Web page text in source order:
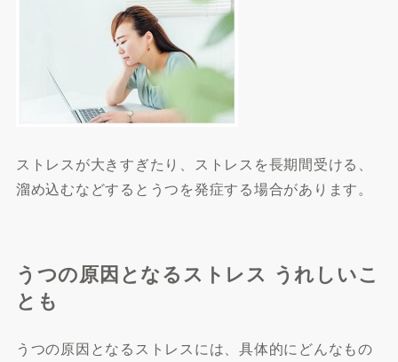
ストレスが大きすぎたり、ストレスを長期間受ける、
溜め込むなどするとうつを発症する場合があります。
うつの原因となるストレス うれしいこ
とも
うつの原因となるストレスには、具体的にどんなもの